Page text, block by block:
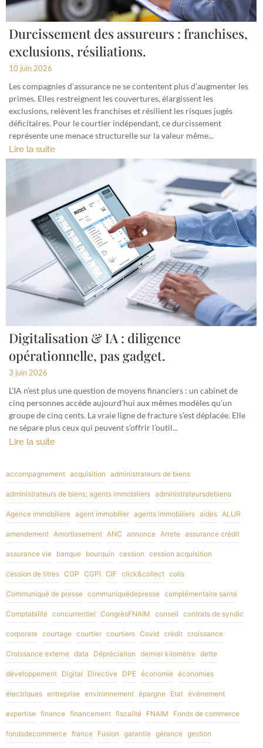
Durcissement des assureurs : franchises,
exclusions, résiliations.
10 juin 2026
Les compagnies d’assurance ne se contentent plus d’augmenter les
primes. Elles restreignent les couvertures, élargissent les
exclusions, relèvent les franchises et résilient les risques jugés
déficitaires. Pour le courtier indépendant, ce durcissement
représente une menace structurelle sur la valeur même...
Lire la suite
Digitalisation & IA : diligence
opérationnelle, pas gadget.
3 juin 2026
L’IA n’est plus une question de moyens financiers : un cabinet de
cinq personnes accède aujourd’hui aux mêmes modèles qu’un
groupe de cinq cents. La vraie ligne de fracture s’est déplacée. Elle
ne sépare plus ceux qui peuvent s’offrir l’outil...
Lire la suite
accompagnement acquisition administrateurs de biens
administrateurs de biens; agents immobiliers administrateursdebiens
Agence immobiliere agent immobilier agents immobiliers aides ALUR
amendement Amortissement ANC annonce Arrete assurance crédit
assurance vie banque bourquin cession cession acquisition
cession de titres CGP CGPI CIF click&collect colis
Communiqué de presse communiquédepresse complémentaire santé
Comptabilité concurrentiel CongrèsFNAIM conseil contrats de syndic
corporate courtage courtier courtiers Covid crédit croissance
Croissance externe data Dépréciation dernier kilomètre dette
développement Digital Directive DPE économie économies
électriques entreprise environnement épargne Etat événement
expertise finance financement fiscalité FNAIM Fonds de commerce
fondsdecommerce france Fusion garantie gérance gestion